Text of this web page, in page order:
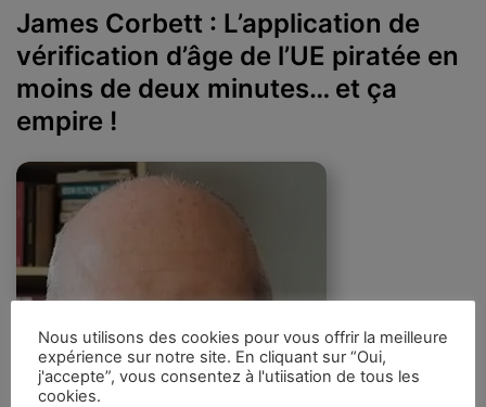
James Corbett : L’application de
vérification d’âge de l’UE piratée en
moins de deux minutes… et ça
empire !
Nous utilisons des cookies pour vous offrir la meilleure
expérience sur notre site. En cliquant sur “Oui,
j'accepte”, vous consentez à l'utiisation de tous les
cookies.